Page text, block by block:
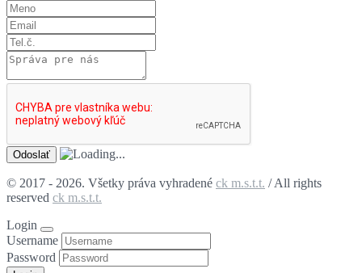
© 2017 - 2026. Všetky práva vyhradené ck m.s.t.t. / All rights
reserved ck m.s.t.t.
Login
Username
Password